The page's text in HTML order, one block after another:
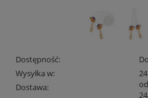
Dostępność:
Wysyłka w:
Dostawa: